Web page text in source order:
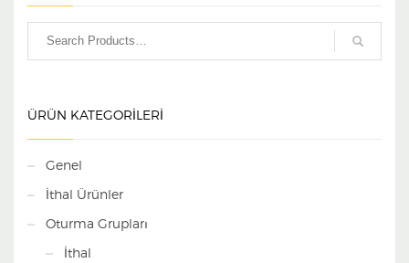
ÜRÜN KATEGORILERI
Genel
İthal Ürünler
Oturma Grupları
İthal